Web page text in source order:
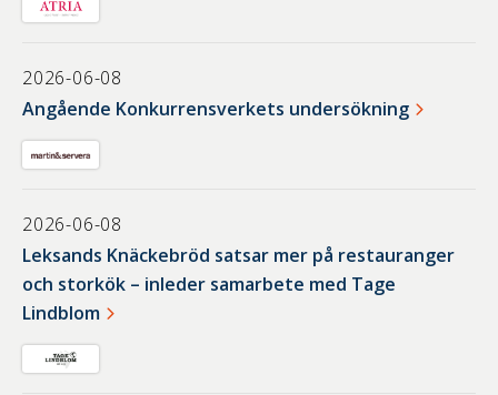
2026-06-08
Angående Konkurrensverkets undersökning
2026-06-08
Leksands Knäckebröd satsar mer på restauranger
och storkök – inleder samarbete med Tage
Lindblom